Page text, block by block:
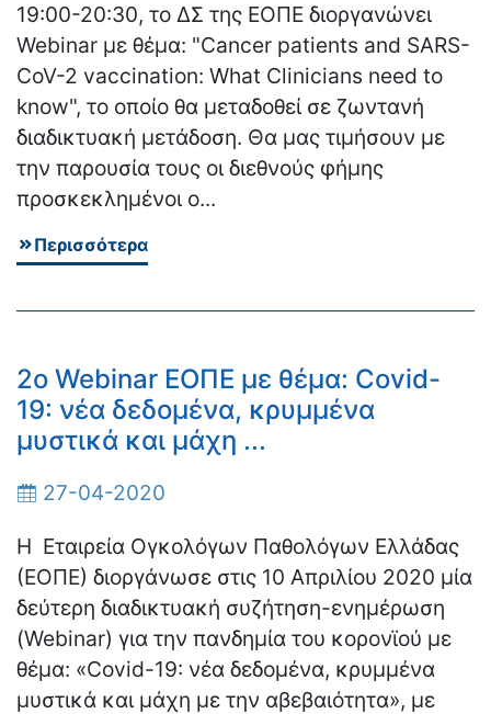
19:00-20:30, το ΔΣ της ΕΟΠΕ διοργανώνει
Webinar με θέμα: "Cancer patients and SARS-
CoV-2 vaccination: What Clinicians need to
know", το οποίο θα μεταδοθεί σε ζωντανή
διαδικτυακή μετάδοση. Θα μας τιμήσουν με
την παρουσία τους οι διεθνούς φήμης
προσκεκλημένοι ο...
Περισσότερα
2ο Webinar ΕΟΠΕ με θέμα: Covid-
19: νέα δεδομένα, κρυμμένα
μυστικά και μάχη ...
27-04-2020
Η Εταιρεία Ογκολόγων Παθολόγων Ελλάδας
(ΕΟΠΕ) διοργάνωσε στις 10 Απριλίου 2020 μία
δεύτερη διαδικτυακή συζήτηση-ενημέρωση
(Webinar) για την πανδημία του κορονϊού με
θέμα: «Covid-19: νέα δεδομένα, κρυμμένα
μυστικά και μάχη με την αβεβαιότητα», με